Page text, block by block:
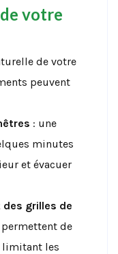
votre
de votre
peuvent
: une
minutes
et évacuer
des grilles de
de
limitant les